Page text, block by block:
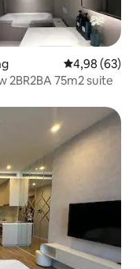
Évaluation
4,98 (63)
2BR2BA 75m2 suite